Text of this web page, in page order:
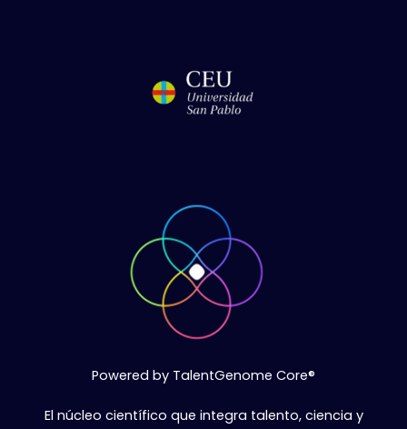
Powered by TalentGenome Core®
El núcleo científico que integra talento, ciencia y